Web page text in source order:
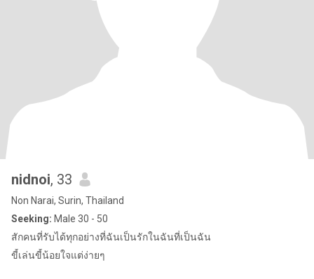
nidnoi, 33
Non Narai, Surin, Thailand
Seeking: Male 30 - 50
สักคนที่รับได้ทุกอย่างที่ฉันเป็นรักในฉันที่เป็นฉัน
ขี้เล่นขี้น้อยใจแต่ง่ายๆ